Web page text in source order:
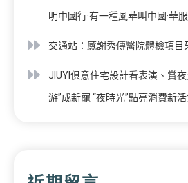
明中國行·有一種風華叫中國·華
交通站：感謝秀傳醫院體檢項目
JIUYI俱意住宅設計看表演、賞
游”成新寵 “夜時光”點亮消費新